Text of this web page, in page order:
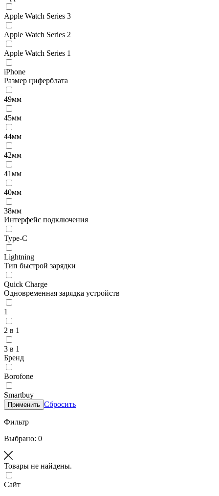
Apple Watch Series 3
Apple Watch Series 2
Apple Watch Series 1
iPhone
Размер циферблата
49мм
45мм
44мм
42мм
41мм
40мм
38мм
Интерфейс подключения
Type-C
Lightning
Тип быстрой зарядки
Quick Charge
Одновременная зарядка устройств
1
2 в 1
3 в 1
Бренд
Borofone
Smartbuy
Применить Сбросить
Фильтр
Выбрано: 0
Товары не найдены.
Сайт